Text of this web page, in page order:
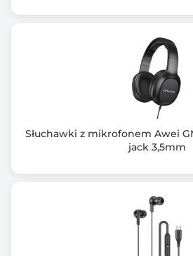
1.20
USB C, kabel 1,2m, pilot sterujący,
Zawiera baterię / akumulator
Słuchawki z mikrofonem Awei
jack 3,5mm